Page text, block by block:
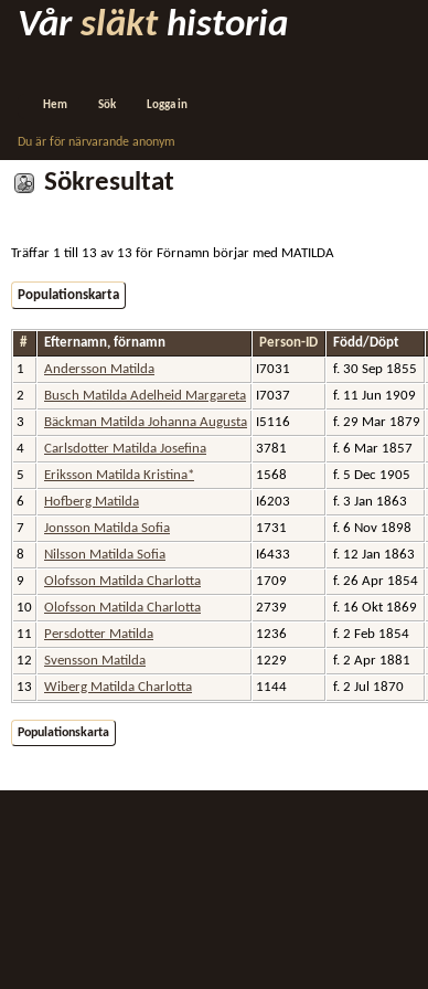
Vårsläkthistoria
Hem Sök Logga in
Du är för närvarande anonym
Sökresultat
Träffar 1 till 13 av 13 för Förnamn börjar med MATILDA
Populationskarta
# Efternamn, förnamn Person-ID Född/Döpt
1
Andersson Matilda I7031 f. 30 Sep 1855
2
Busch Matilda Adelheid Margareta I7037 f. 11 Jun 1909
3
Bäckman Matilda Johanna Augusta I5116 f. 29 Mar 1879
4
Carlsdotter Matilda Josefina 3781 f. 6 Mar 1857
5
Eriksson Matilda Kristina* 1568 f. 5 Dec 1905
6
Hofberg Matilda I6203 f. 3 Jan 1863
7
Jonsson Matilda Sofia 1731 f. 6 Nov 1898
8
Nilsson Matilda Sofia I6433 f. 12 Jan 1863
9
Olofsson Matilda Charlotta 1709 f. 26 Apr 1854
10
Olofsson Matilda Charlotta 2739 f. 16 Okt 1869
11
Persdotter Matilda 1236 f. 2 Feb 1854
12
Svensson Matilda 1229 f. 2 Apr 1881
13
Wiberg Matilda Charlotta 1144 f. 2 Jul 1870
Populationskarta